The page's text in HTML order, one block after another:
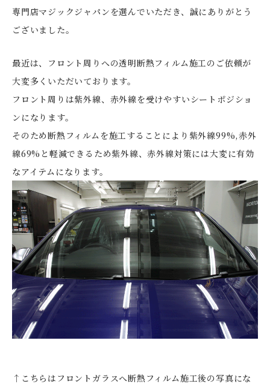
専門店マジックジャパンを選んでいただき、誠にありがとう
ございました。
最近は、フロント周りへの透明断熱フィルム施工のご依頼が
大変多くいただいております。
フロント周りは紫外線、赤外線を受けやすいシートポジショ
ンになります。
そのため断熱フィルムを施工することにより紫外線99%,赤外
線69%と軽減できるため紫外線、赤外線対策には大変に有効
なアイテムになります。
↑こちらはフロントガラスへ断熱フィルム施工後の写真にな